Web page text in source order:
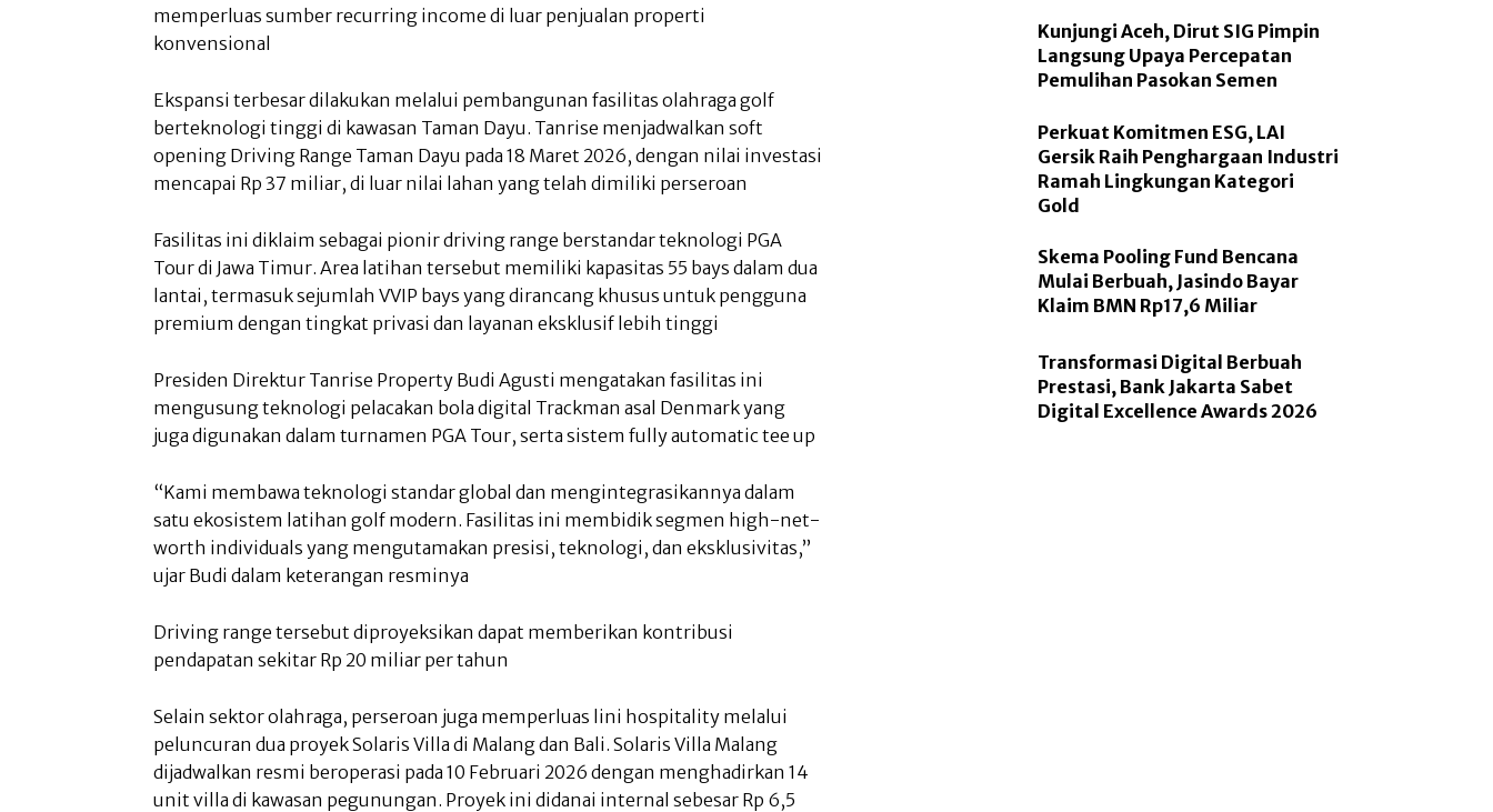
memperluas sumber recurring income di luar penjualan properti
konvensional
Ekspansi terbesar dilakukan melalui pembangunan fasilitas olahraga golf
berteknologi tinggi di kawasan Taman Dayu. Tanrise menjadwalkan soft
opening Driving Range Taman Dayu pada 18 Maret 2026, dengan nilai investasi
mencapai Rp 37 miliar, di luar nilai lahan yang telah dimiliki perseroan
Fasilitas ini diklaim sebagai pionir driving range berstandar teknologi PGA
Tour di Jawa Timur. Area latihan tersebut memiliki kapasitas 55 bays dalam dua
lantai, termasuk sejumlah VVIP bays yang dirancang khusus untuk pengguna
premium dengan tingkat privasi dan layanan eksklusif lebih tinggi
Presiden Direktur Tanrise Property Budi Agusti mengatakan fasilitas ini
mengusung teknologi pelacakan bola digital Trackman asal Denmark yang
juga digunakan dalam turnamen PGA Tour, serta sistem fully automatic tee up
“Kami membawa teknologi standar global dan mengintegrasikannya dalam
satu ekosistem latihan golf modern. Fasilitas ini membidik segmen high-net-
worth individuals yang mengutamakan presisi, teknologi, dan eksklusivitas,”
ujar Budi dalam keterangan resminya
Driving range tersebut diproyeksikan dapat memberikan kontribusi
pendapatan sekitar Rp 20 miliar per tahun
Selain sektor olahraga, perseroan juga memperluas lini hospitality melalui
peluncuran dua proyek Solaris Villa di Malang dan Bali. Solaris Villa Malang
dijadwalkan resmi beroperasi pada 10 Februari 2026 dengan menghadirkan 14
unit villa di kawasan pegunungan. Proyek ini didanai internal sebesar Rp 6,5
Kunjungi Aceh, Dirut SIG Pimpin
Langsung Upaya Percepatan
Pemulihan Pasokan Semen
Perkuat Komitmen ESG, LAI
Gersik Raih Penghargaan Industri
Ramah Lingkungan Kategori
Gold
Skema Pooling Fund Bencana
Mulai Berbuah, Jasindo Bayar
Klaim BMN Rp17,6 Miliar
Transformasi Digital Berbuah
Prestasi, Bank Jakarta Sabet
Digital Excellence Awards 2026